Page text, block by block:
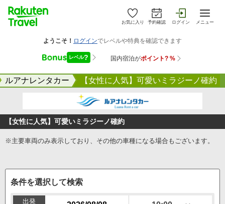
お気に入り 予約確認 ログイン メニュー
ルアナレンタカー 【女性に人気】可愛いミラジーノ確約
【女性に人気】可愛いミラジーノ確約
※主要車両のみ表示しており、その他の車種になる場合もございます。
条件を選択して検索
出発